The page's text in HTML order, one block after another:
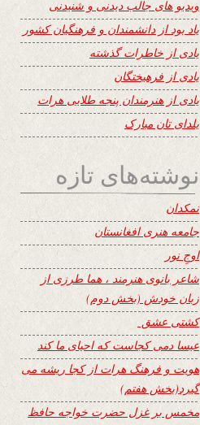
ویدیو های جالب دیدنی و شنیدنی
یاد بود از دانشمندان و فرهنگیان کشور
یادی از خاطرات گذشته
یادی از فرهیختگان
یادی از هنرمندان پنجه طلایی هرات
یلدای تان مبارک
نوشته‌های تازه
نمکدان
جامعه هنری افغانستان
اوجِ نور
شاعر بانوی هنرمند ، هما طرزی از
زبان خودش (بخش دوم)
کشتی عشق
عیسا دمی کجاست که احیای ما کند
هویت و فرهنگ هرات از کجا ریشه می
گیرد(بخش هفتم)
مخمس بر غزل حضرت خواجه حافظ